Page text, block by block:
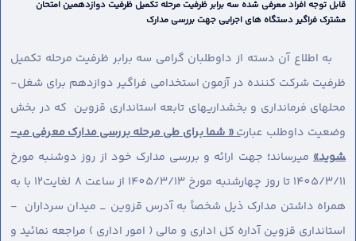
قابل توجه افراد معرفی شده سه برابر ظرفیت مرحله تکمیل ظرفیت دوازدهمین امتحان
مشترک فراگیر دستگاه های اجرایی جهت بررسی مدارک
به اطلاع آن دسته از داوطلبان گرامی سه برابر ظرفیت مرحله تکمیل
ظرفیت شرکت کننده در آزمون استخدامی فراگیر دوازدهم برای شغل-
محل­های فرمانداری و بخشداریهای تابعه استانداری قزوین که در بخش
وضعیت داوطلب عبارت« شما برای طی مرحله بررسی مدارک معرفی می­
شوید»می­رساند؛ جهت ارائه و بررسی مدارک خود از روز دوشنبه مورخ
1405/3/11 تا روز چهارشنبه مورخ 1405/3/13 از ساعت 8 لغایت12 با به
همراه داشتن مدارک ذیل شخصاً به آدرس قزوین _ میدان سرداران -
استانداری قزوین آداره کل اداری و مالی ( امور اداری ) مراجعه نمائید و